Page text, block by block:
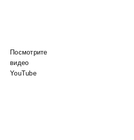
Посмотрите
видео
YouTube